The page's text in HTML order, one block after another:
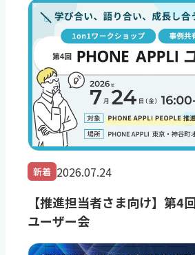
新着 2026.07.24
【推進担当者さま向け】第4
ユーザー会